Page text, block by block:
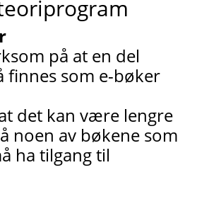
på at en del
finnes som e-bøker
det kan være lengre
noen av bøkene som
ha tilgang til